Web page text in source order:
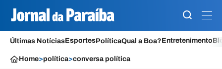
Últimas NotíciasEsportesPolíticaQual a Boa?Entretenimento
Home>política>conversa política